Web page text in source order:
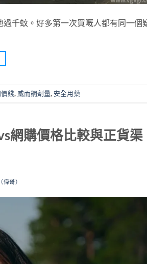
千蚊。好多第一次買嘅人都有同一個
錢, 威而鋼劑量,安全用藥
網購價格比較與正貨渠
偉哥）